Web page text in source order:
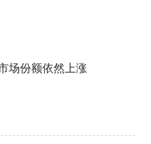
场份额依然上涨